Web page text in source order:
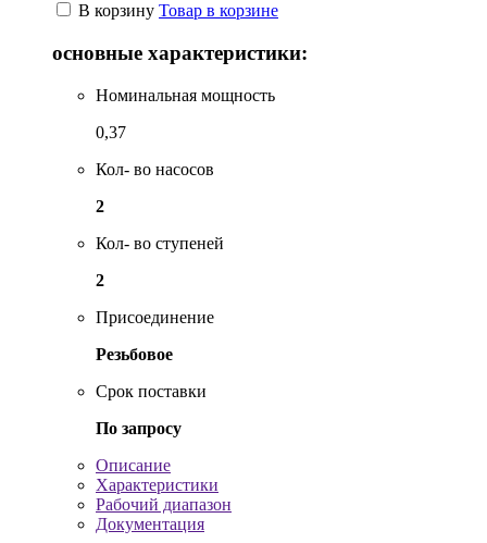
В корзину Товар в корзине
основные характеристики:
Номинальная мощность
0,37
Кол- во насосов
2
Кол- во ступеней
2
Присоединение
Резьбовое
Срок поставки
По запросу
Описание
Характеристики
Рабочий диапазон
Документация